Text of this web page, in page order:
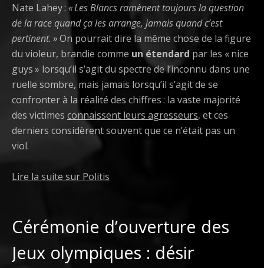
Nate Lahey : « Les Blancs ramènent toujours la question
de la race quand ça les arrange, jamais quand c’est
pertinent. »On pourrait dire la même chose de la figure
du violeur, brandie comme un étendard par les « nice
guys » lorsqu’il s’agit du spectre de l’inconnu dans une
ruelle sombre, mais jamais lorsqu’il s’agit de se
confronter à la réalité des chiffres : la vaste majorité
des victimes connaissent leurs agresseurs, et ces
derniers considèrent souvent que ce n’était pas un
viol.
Lire la suite sur Politis
Cérémonie d’ouverture des
Jeux olympiques : désir